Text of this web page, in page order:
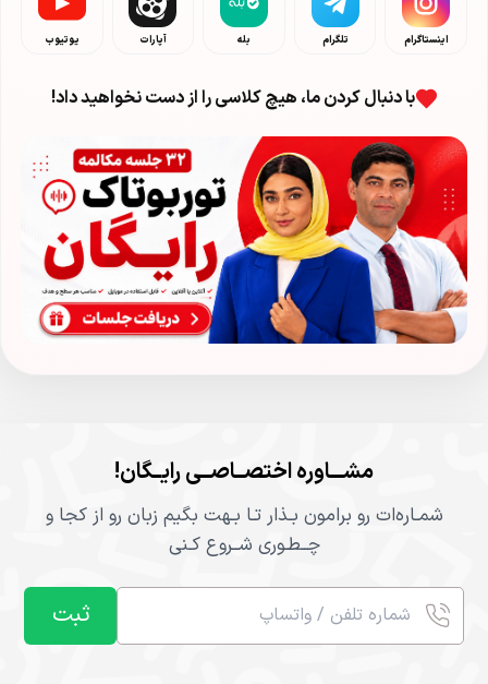
اینستاگرام تلگرام بله آپارات یوتیوب
با دنبال کردن ما، هیچ کلاسی را از دست نخواهید داد!
مشـــاوره اختصــاصــی رایــگان!
شمـاره‌ات رو برامون بـذار تـا بـهت بگیم زبان رو از کجا و
چــطـوری شــروع کـنی
ثبت